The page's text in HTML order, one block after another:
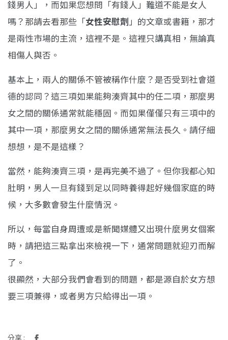
錢男人」，而如果您想問「有錢人」難道不能是女人
嗎？那請去看那些「女性安慰劑」的文章或書籍，那才
是兩性市場的主流，這裡不是。這裡只講真相，無論真
相傷人與否。
基本上，兩人的關係不管被稱作什麼？是否受到社會道
德的認同？這三項如果能夠湊齊其中的任二項，那麼男
女之間的關係通常就能穩固。而如果僅僅只有三項中的
其中一項，那麼男女之間的關係通常無法長久。請仔細
想想，是不是這樣？
當然，能夠湊齊三項，是再完美不過了。但你我都心知
肚明，男人一旦有錢到足以同時養得起好幾個家庭的時
候，大多數會發生什麼情況。
所以，每當自身周遭或是新聞媒體又出現什麼男女個案
時，請把這三點拿出來檢視一下，通常問題就迎刃而解
了。
很顯然，大部分我們會看到的問題，都是源自於女方想
要三項兼得，或者男方只給得出一項。
分享 :